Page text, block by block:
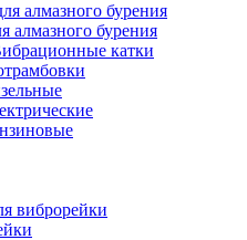
алмазного бурения
алмазного бурения
катки
виброрейки